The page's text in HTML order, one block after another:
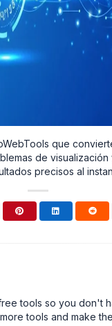
que
de
precisos al
tools so you don't
tools and make